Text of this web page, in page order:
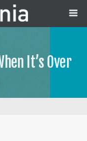
It’s Over